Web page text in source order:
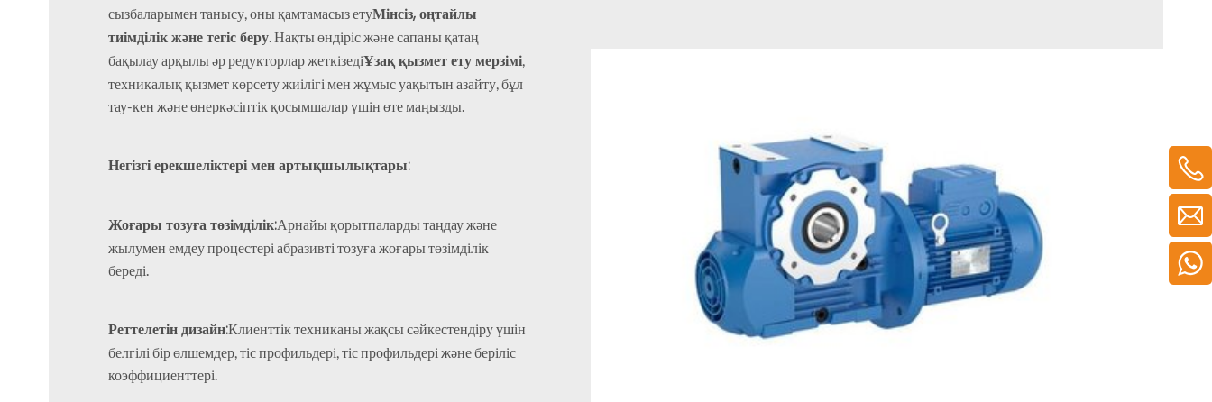
сызбаларымен танысу, оны қамтамасыз етуМінсіз, оңтайлы
тиімділік және тегіс беру. Нақты өндіріс және сапаны қатаң
бақылау арқылы әр редукторлар жеткізедіҰзақ қызмет ету мерзімі,
техникалық қызмет көрсету жиілігі мен жұмыс уақытын азайту, бұл
тау-кен және өнеркәсіптік қосымшалар үшін өте маңызды.
Негізгі ерекшеліктері мен артықшылықтары:
Жоғары тозуға төзімділік:Арнайы қорытпаларды таңдау және
жылумен емдеу процестері абразивті тозуға жоғары төзімділік
береді.
Реттелетін дизайн:Клиенттік техниканы жақсы сәйкестендіру үшін
белгілі бір өлшемдер, тіс профильдері, тіс профильдері және беріліс
коэффициенттері.